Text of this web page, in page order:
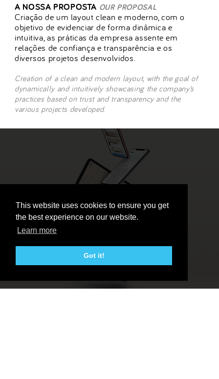
This website uses cookies to ensure you get
the best experience on our website.
Learn more
Got it!
A NOSSA PROPOSTA OUR PROPOSAL
Criação de um layout clean e moderno, com o
objetivo de evidenciar de forma dinâmica e
intuitiva, as práticas da empresa assente em
relações de confiança e transparência e os
diversos projetos desenvolvidos.
Creation of a clean and modern layout, with the goal of
dynamically and intuitively showcasing the company’s
practices based on trust and transparency and the
various projects developed.